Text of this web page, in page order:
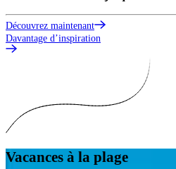
Découvrez maintenant
Davantage d’inspiration
Vacances à la plage